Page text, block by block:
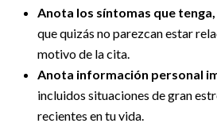
Anota los síntomas que tenga,
que quizás no parezcan estar
motivo de la cita.
Anota información personal
incluidos situaciones de gran
recientes en tu vida.